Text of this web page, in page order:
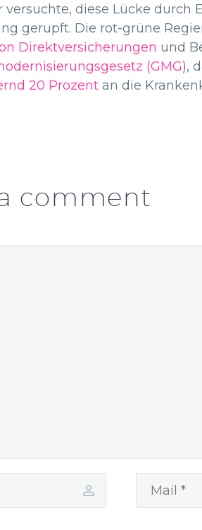
diese Lücke durch
gerupft. Die rot-grüne
Direktversicherungen und
(GMG),
20 Prozent an die
comment